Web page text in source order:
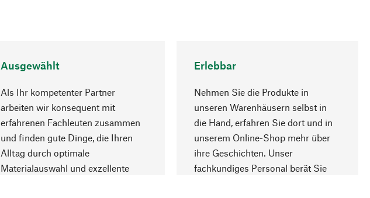
Ausgewählt
Als Ihr kompetenter Partner
arbeiten wir konsequent mit
erfahrenen Fachleuten zusammen
und finden gute Dinge, die Ihren
Alltag durch optimale
Materialauswahl und exzellente
Erlebbar
Nehmen Sie die Produkte in
unseren Warenhäusern selbst in
die Hand, erfahren Sie dort und in
unserem Online-Shop mehr über
ihre Geschichten. Unser
fachkundiges Personal berät Sie